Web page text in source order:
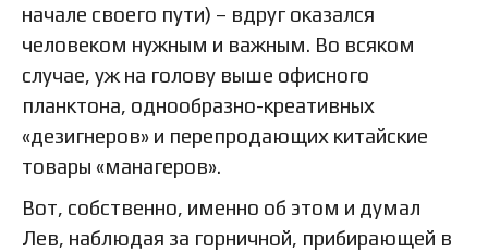
начале своего пути) – вдруг оказался
человеком нужным и важным. Во всяком
случае, уж на голову выше офисного
планктона, однообразно-креативных
«дезигнеров» и перепродающих китайские
товары «манагеров».
Вот, собственно, именно об этом и думал
Лев, наблюдая за горничной, прибирающей в